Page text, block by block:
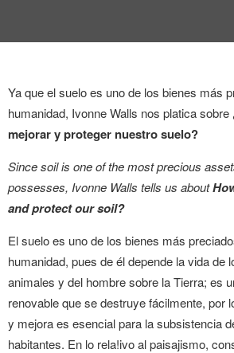
LANDUUM
COLABORADORES
CONSEJO HONORÍFICO
Ya que el suelo es uno de los bienes más
humanidad, Ivonne Walls nos platica sobre
mejorar y proteger nuestro suelo?
Since soil is one of the most precious
possesses, Ivonne Walls tells us about
and protect our soil?
El suelo es uno de los bienes más
humanidad, pues de él depende la vida de
animales y del hombre sobre la Tierra; es
renovable que se destruye fácilmente, por
y mejora es esencial para la subsistencia
habitantes. En lo rela!ivo al paisajismo,